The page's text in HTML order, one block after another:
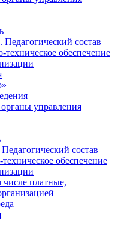
состав
обеспечение
управления
состав
обеспечение
платные,